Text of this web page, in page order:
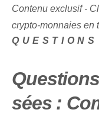
Contenu exclusif -
crypto-monnaies en
sées :